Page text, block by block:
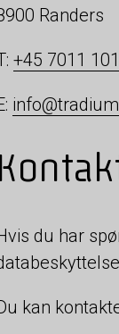
Randers
+45 7011
du har
kan